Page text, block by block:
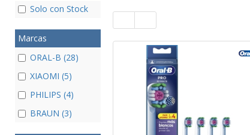
Solo con Stock
Marcas
ORAL-B (28)
XIAOMI (5)
PHILIPS (4)
BRAUN (3)